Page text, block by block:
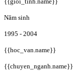
Năm sinh
1995 - 2004
{{hoc_van.name}}
{{chuyen_nganh.name}}